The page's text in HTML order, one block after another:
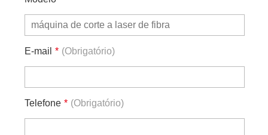
E-mail * (Obrigatório)
Telefone * (Obrigatório)